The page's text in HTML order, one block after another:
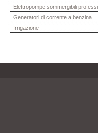
Elettropompe sommergibili
Generatori di corrente a benzina
Irrigazione